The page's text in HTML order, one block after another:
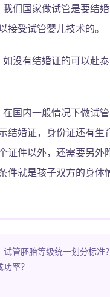
国家做试管是要结婚
接受试管婴儿技术的。
有结婚证的可以赴泰
内一般情况下做试管
结婚证，身份证还有生
证件以外，还需要另外
件就是孩子双方的身体
试管胚胎等级统一划分标准
率？